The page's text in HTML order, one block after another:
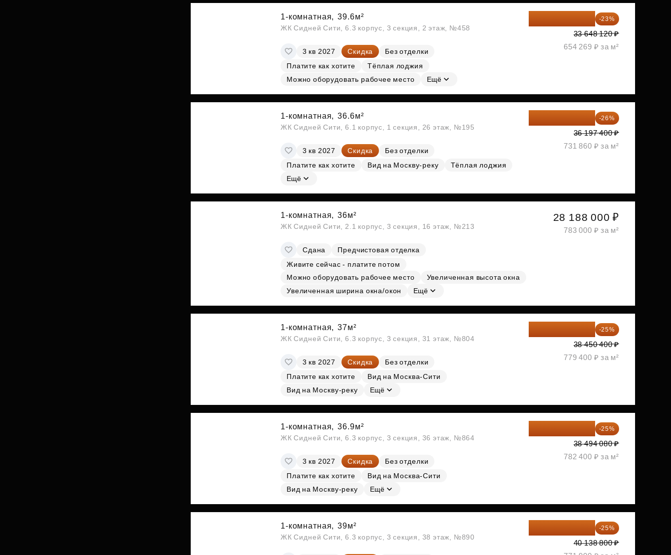
1-комнатная, 39.6м²
ЖК Сидней Сити, 6.3 корпус, 3 секция, 2 этаж, №458
3 кв 2027 Скидка
Без отделки
Платите как хотите
Тёплая лоджия
Можно оборудовать рабочее место
Ещё
-23%
33 648 120 ₽
654 269 ₽ за м²
1-комнатная, 36.6м²
ЖК Сидней Сити, 6.1 корпус, 1 секция, 26 этаж, №195
3 кв 2027 Скидка
Без отделки
Платите как хотите
Вид на Москву-реку
Тёплая лоджия
Ещё
-26%
36 197 400 ₽
731 860 ₽ за м²
1-комнатная, 36м²
ЖК Сидней Сити, 2.1 корпус, 3 секция, 16 этаж, №213
Сдана
Предчистовая отделка
Живите сейчас - платите потом
Можно оборудовать рабочее место
Увеличенная высота окна
Увеличенная ширина окна/окон
Ещё
28 188 000 ₽
783 000 ₽ за м²
1-комнатная, 37м²
ЖК Сидней Сити, 6.3 корпус, 3 секция, 31 этаж, №804
3 кв 2027 Скидка
Без отделки
Платите как хотите
Вид на Москва-Сити
Вид на Москву-реку
Ещё
-25%
38 450 400 ₽
779 400 ₽ за м²
1-комнатная, 36.9м²
ЖК Сидней Сити, 6.3 корпус, 3 секция, 36 этаж, №864
3 кв 2027 Скидка
Без отделки
Платите как хотите
Вид на Москва-Сити
Вид на Москву-реку
Ещё
-25%
38 494 080 ₽
782 400 ₽ за м²
1-комнатная, 39м²
ЖК Сидней Сити, 6.3 корпус, 3 секция, 38 этаж, №890
-25%
40 138 800 ₽